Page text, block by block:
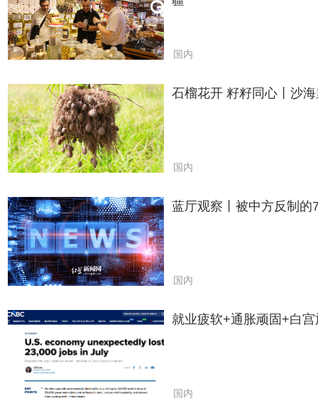
国内
石榴花开 籽籽同心丨沙海
国内
蓝厅观察丨被中方反制的
国内
就业疲软+通胀顽固+白
国内